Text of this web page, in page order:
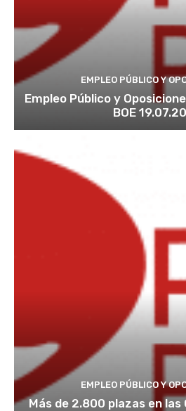
EMPLEO PÚBLICO Y
Empleo Público y
BOE
EMPLEO PÚBLICO Y
Más de 2.800 plazas en